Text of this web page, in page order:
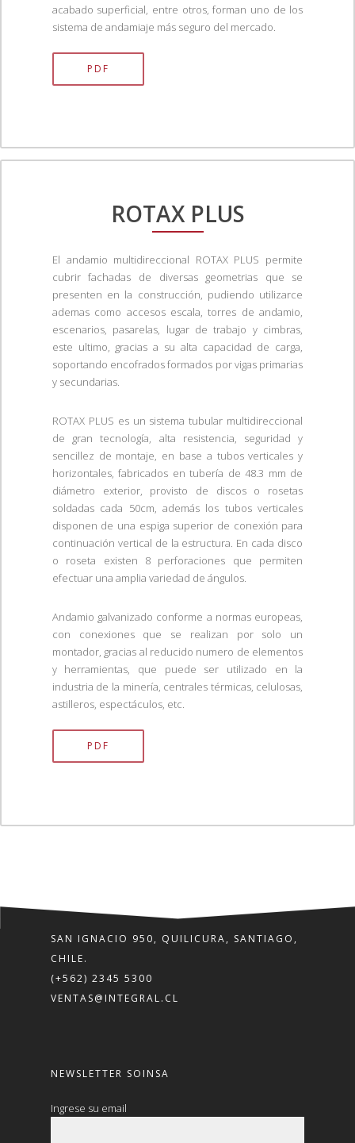
acabado superficial, entre otros, forman uno de los
sistema de andamiaje más seguro del mercado.
PDF
ROTAX PLUS
El andamio multidireccional ROTAX PLUS permite
cubrir fachadas de diversas geometrias que se
presenten en la construcción, pudiendo utilizarce
ademas como accesos escala, torres de andamio,
escenarios, pasarelas, lugar de trabajo y cimbras,
este ultimo, gracias a su alta capacidad de carga,
soportando encofrados formados por vigas primarias
y secundarias.
ROTAX PLUS es un sistema tubular multidireccional
de gran tecnología, alta resistencia, seguridad y
sencillez de montaje, en base a tubos verticales y
horizontales, fabricados en tubería de 48.3 mm de
diámetro exterior, provisto de discos o rosetas
soldadas cada 50cm, además los tubos verticales
disponen de una espiga superior de conexión para
continuación vertical de la estructura. En cada disco
o roseta existen 8 perforaciones que permiten
efectuar una amplia variedad de ángulos.
Andamio galvanizado conforme a normas europeas,
con conexiones que se realizan por solo un
montador, gracias al reducido numero de elementos
y herramientas, que puede ser utilizado en la
industria de la minería, centrales térmicas, celulosas,
astilleros, espectáculos, etc.
PDF
SAN IGNACIO 950, QUILICURA, SANTIAGO,
CHILE.
(+562) 2345 5300
VENTAS@INTEGRAL.CL
NEWSLETTER SOINSA
Ingrese su email